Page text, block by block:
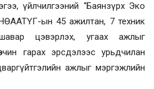
үйлчилгээний “Баянзүрх Эко
ын 45 ажилтан, 7 техник
цэвэрлэх, угаах ажлыг
гарах эрсдэлээс урьдчилан
ажлыг мэргэжлийн